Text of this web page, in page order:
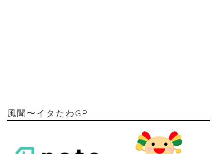
風聞〜イタたわGP